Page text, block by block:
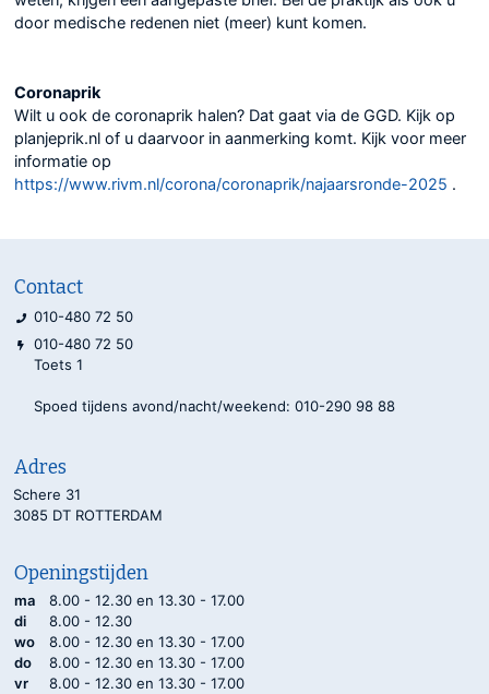
door medische redenen niet (meer) kunt komen.
Coronaprik
Wilt u ook de coronaprik halen? Dat gaat via de GGD. Kijk op
planjeprik.nl of u daarvoor in aanmerking komt. Kijk voor meer
informatie op
https://www.rivm.nl/corona/coronaprik/najaarsronde-2025 .
Contact
010-480 72 50
010-480 72 50
Toets 1
Spoed tijdens avond/nacht/weekend: 010-290 98 88
Adres
Schere 31
3085 DT ROTTERDAM
Openingstijden
ma
8.00 - 12.30 en 13.30 - 17.00
di
8.00 - 12.30
wo
8.00 - 12.30 en 13.30 - 17.00
do
8.00 - 12.30 en 13.30 - 17.00
vr
8.00 - 12.30 en 13.30 - 17.00